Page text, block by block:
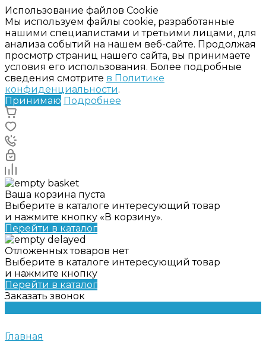
Использование файлов Cookie
Мы используем файлы cookie, разработанные
нашими специалистами и третьими лицами, для
анализа событий на нашем веб-сайте. Продолжая
просмотр страниц нашего сайта, вы принимаете
условия его использования. Более подробные
сведения смотрите в Политике
конфиденциальности.
Принимаю Подробнее
Ваша корзина пуста
Выберите в каталоге интересующий товар
и нажмите кнопку «В корзину».
Перейти в каталог
Отложенных товаров нет
Выберите в каталоге интересующий товар
и нажмите кнопку
Перейти в каталог
Заказать звонок
Главная